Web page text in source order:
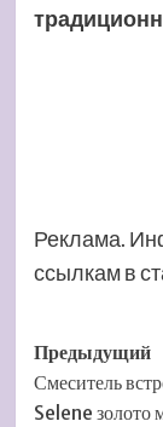
Реклама.
ссылкам в
записи
Предыдущий
Смеситель
Selene